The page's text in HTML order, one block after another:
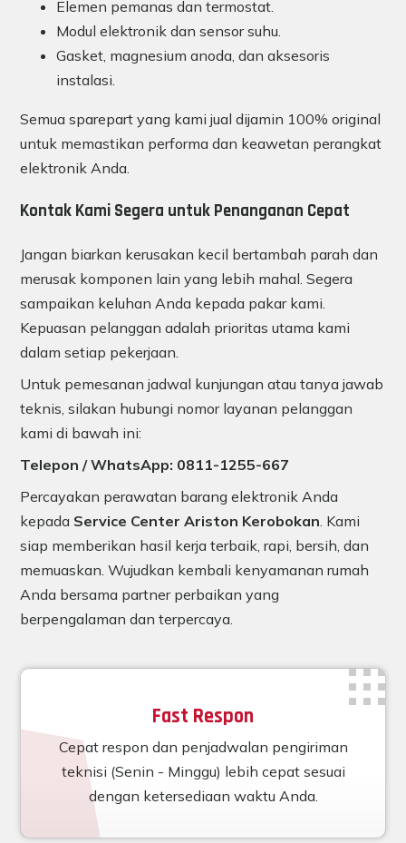
Elemen pemanas dan termostat.
Modul elektronik dan sensor suhu.
Gasket, magnesium anoda, dan aksesoris
instalasi.
Semua sparepart yang kami jual dijamin 100% original
untuk memastikan performa dan keawetan perangkat
elektronik Anda.
Kontak Kami Segera untuk Penanganan Cepat
Jangan biarkan kerusakan kecil bertambah parah dan
merusak komponen lain yang lebih mahal. Segera
sampaikan keluhan Anda kepada pakar kami.
Kepuasan pelanggan adalah prioritas utama kami
dalam setiap pekerjaan.
Untuk pemesanan jadwal kunjungan atau tanya jawab
teknis, silakan hubungi nomor layanan pelanggan
kami di bawah ini:
Telepon / WhatsApp: 0811-1255-667
Percayakan perawatan barang elektronik Anda
kepada Service Center Ariston Kerobokan. Kami
siap memberikan hasil kerja terbaik, rapi, bersih, dan
memuaskan. Wujudkan kembali kenyamanan rumah
Anda bersama partner perbaikan yang
berpengalaman dan terpercaya.
Fast Respon
Cepat respon dan penjadwalan pengiriman
teknisi (Senin - Minggu) lebih cepat sesuai
dengan ketersediaan waktu Anda.